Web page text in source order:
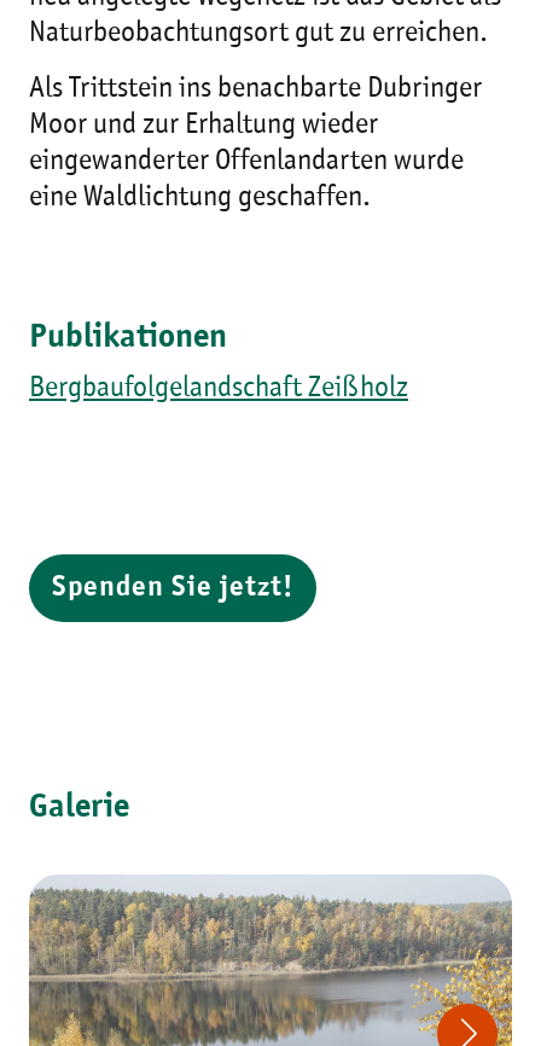
Naturbeobachtungsort gut zu erreichen.
Als Trittstein ins benachbarte Dubringer
Moor und zur Erhaltung wieder
eingewanderter Offenlandarten wurde
eine Waldlichtung geschaffen.
Publikationen
Bergbaufolgelandschaft Zeißholz
Spenden Sie jetzt!
Galerie